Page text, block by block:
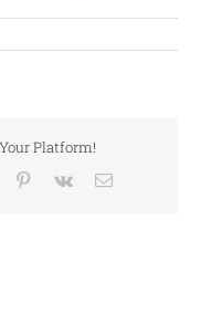
Platform!
Tumblr Pinterest
Vk Email